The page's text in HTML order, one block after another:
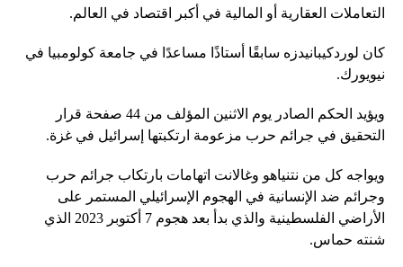
التعاملات العقارية أو المالية في أكبر اقتصاد في العالم.
كان لوردكيبانيدزه سابقًا أستاذًا مساعدًا في جامعة كولومبيا في
نيويورك.
ويؤيد الحكم الصادر يوم الاثنين المؤلف من 44 صفحة قرار
التحقيق في جرائم حرب مزعومة ارتكبتها إسرائيل في غزة.
ويواجه كل من نتنياهو وغالانت اتهامات بارتكاب جرائم حرب
وجرائم ضد الإنسانية في الهجوم الإسرائيلي المستمر على
الأراضي الفلسطينية والذي بدأ بعد هجوم 7 أكتوبر 2023 الذي
شنته حماس.